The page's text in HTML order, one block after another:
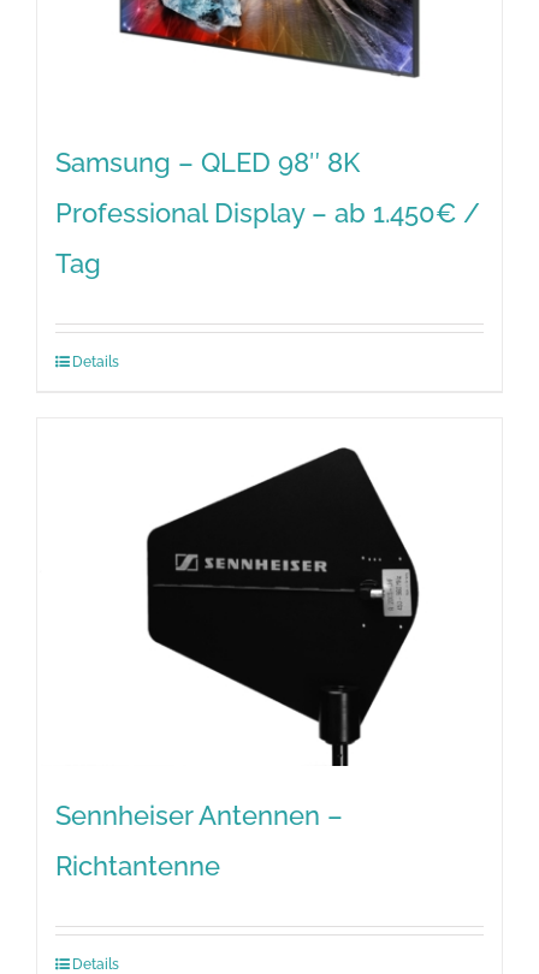
Samsung – QLED 98″ 8K
Professional Display – ab 1.450€ /
Tag
Details
Sennheiser Antennen –
Richtantenne
Details